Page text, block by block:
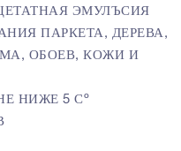
ЭМУЛЪСИЯ
ПАРКЕТА, ДЕРЕВА,
ОБОЕВ, КОЖИ И
НИЖЕ 5 Сº